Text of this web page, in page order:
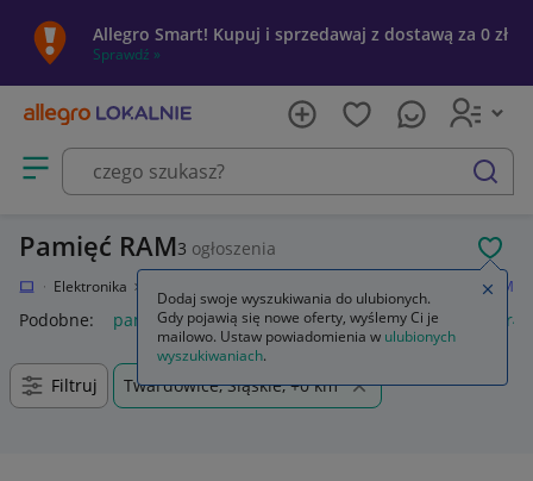
Allegro Smart! Kupuj i sprzedawaj z dostawą za 0 zł
Sprawdź »
Otwórz menu z kategoriami
szukaj
Pamięć RAM3 ogłoszenia
Elektronika Pamięć RAM
Podobne: pamięć ram pamięć ram ddr5 pamięć ram ddr4
Filtruj Twardowice, Śląskie, +0 km
Dodaj swoje wyszukiwania do ulubionych.
Gdy pojawią się nowe oferty, wyślemy Ci je
mailowo. Ustaw powiadomienia w ulubionych
wyszukiwaniach.